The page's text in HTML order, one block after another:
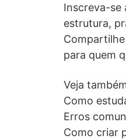
Inscreva-se
estrutura,
para quem
Veja
Como
Erros
Como criar